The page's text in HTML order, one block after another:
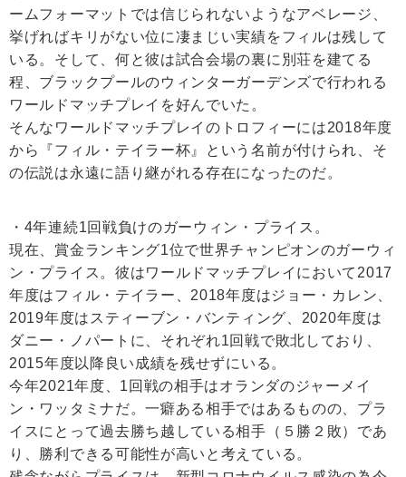
ームフォーマットでは信じられないようなアベレージ、
挙げればキリがない位に凄まじい実績をフィルは残して
いる。そして、何と彼は試合会場の裏に別荘を建てる
程、ブラックプールのウィンターガーデンズで行われる
ワールドマッチプレイを好んでいた。
そんなワールドマッチプレイのトロフィーには2018年度
から『フィル・テイラー杯』という名前が付けられ、そ
の伝説は永遠に語り継がれる存在になったのだ。
・4年連続1回戦負けのガーウィン・プライス。
現在、賞金ランキング1位で世界チャンピオンのガーウィ
ン・プライス。彼はワールドマッチプレイにおいて2017
年度はフィル・テイラー、2018年度はジョー・カレン、
2019年度はスティーブン・バンティング、2020年度は
ダニー・ノパートに、それぞれ1回戦で敗北しており、
2015年度以降良い成績を残せずにいる。
今年2021年度、1回戦の相手はオランダのジャーメイ
ン・ワッタミナだ。一癖ある相手ではあるものの、プラ
イスにとって過去勝ち越している相手（５勝２敗）であ
り、勝利できる可能性が高いと考えている。